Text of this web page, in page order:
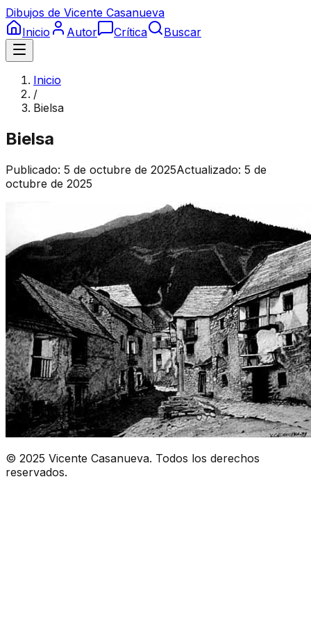
Dibujos de Vicente Casanueva
Inicio
Autor Crítica Buscar
Inicio
/
Bielsa
Bielsa
Publicado: 5 de octubre de 2025Actualizado: 5 de
octubre de 2025
© 2025 Vicente Casanueva. Todos los derechos
reservados.